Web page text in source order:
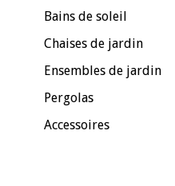
Bains de soleil
Chaises de jardin
Ensembles de jardin
Pergolas
Accessoires